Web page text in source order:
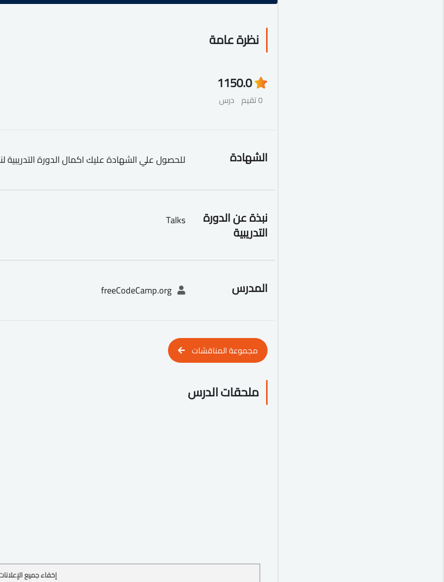
نظرة عامة
0.0
0 تقيم
115
درس
الشهادة للحصول علي الشهادة عليك اكمال الدورة التدريبية
نبذة عن الدورة
التدريبية
Talks
المدرس freeCodeCamp.org
مجموعة المناقشات
ملحقات الدرس
إخفاء جميع